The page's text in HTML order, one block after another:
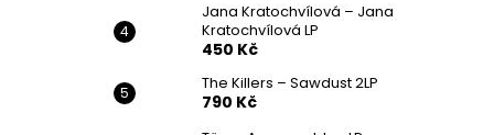
Jana Kratochvílová – Jana
Kratochvílová LP
450 Kč
The Killers – Sawdust 2LP
790 Kč